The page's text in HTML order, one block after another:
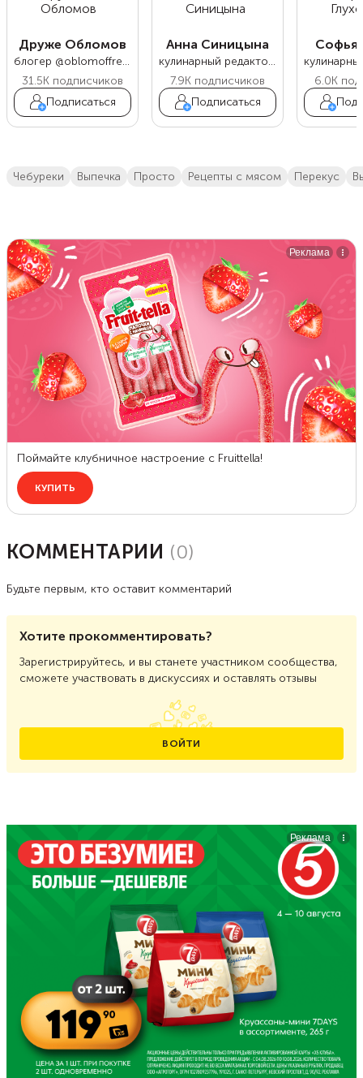
Друже Обломов
блогер @oblomoffrecipe
31.5K подписчиков
Подписаться
Анна Синицына
кулинарный редактор Food.ru
7.9K подписчиков
Подписаться
Софья
6.0K
чебуреки выпечка просто Рецепты с мясом перекус
КОММЕНТАРИИ (0)
Будьте первым, кто оставит комментарий
Хотите прокомментировать?
Зарегистрируйтесь, и вы станете участником сообщества,
сможете участвовать в дискуссиях и оставлять отзывы
ВОЙТИ